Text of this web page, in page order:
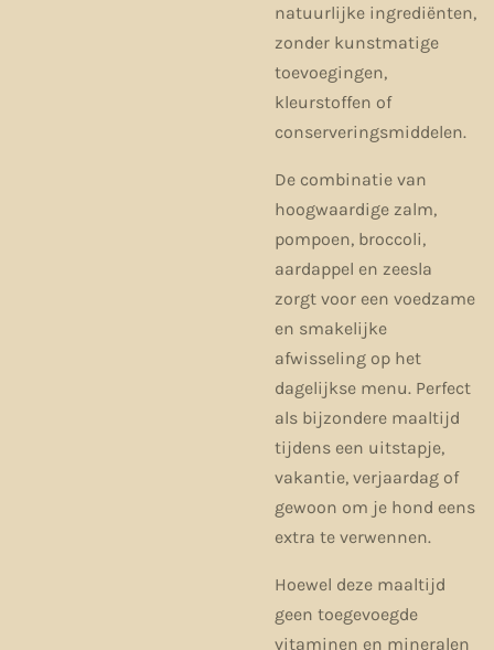
natuurlijke ingrediënten,
zonder kunstmatige
toevoegingen,
kleurstoffen of
conserveringsmiddelen.
De combinatie van
hoogwaardige zalm,
pompoen, broccoli,
aardappel en zeesla
zorgt voor een voedzame
en smakelijke
afwisseling op het
dagelijkse menu. Perfect
als bijzondere maaltijd
tijdens een uitstapje,
vakantie, verjaardag of
gewoon om je hond eens
extra te verwennen.
Hoewel deze maaltijd
geen toegevoegde
vitaminen en mineralen